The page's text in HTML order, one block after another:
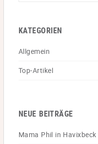
KATEGORIEN
Allgemein
Top-Artikel
NEUE BEITRÄGE
Mama Phil in Havixbeck